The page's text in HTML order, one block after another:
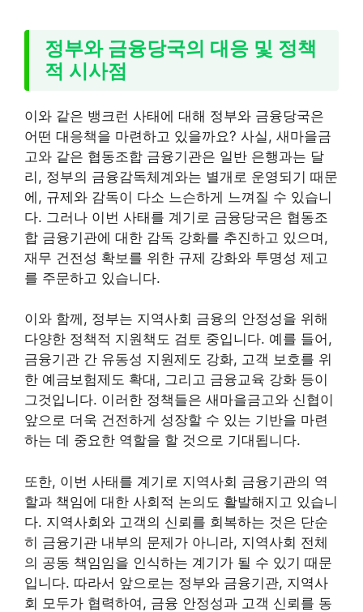
정부와 금융당국의 대응 및 정책
적 시사점
이와 같은 뱅크런 사태에 대해 정부와 금융당국은
어떤 대응책을 마련하고 있을까요? 사실, 새마을금
고와 같은 협동조합 금융기관은 일반 은행과는 달
리, 정부의 금융감독체계와는 별개로 운영되기 때문
에, 규제와 감독이 다소 느슨하게 느껴질 수 있습니
다. 그러나 이번 사태를 계기로 금융당국은 협동조
합 금융기관에 대한 감독 강화를 추진하고 있으며,
재무 건전성 확보를 위한 규제 강화와 투명성 제고
를 주문하고 있습니다.
이와 함께, 정부는 지역사회 금융의 안정성을 위해
다양한 정책적 지원책도 검토 중입니다. 예를 들어,
금융기관 간 유동성 지원제도 강화, 고객 보호를 위
한 예금보험제도 확대, 그리고 금융교육 강화 등이
그것입니다. 이러한 정책들은 새마을금고와 신협이
앞으로 더욱 건전하게 성장할 수 있는 기반을 마련
하는 데 중요한 역할을 할 것으로 기대됩니다.
또한, 이번 사태를 계기로 지역사회 금융기관의 역
할과 책임에 대한 사회적 논의도 활발해지고 있습니
다. 지역사회와 고객의 신뢰를 회복하는 것은 단순
히 금융기관 내부의 문제가 아니라, 지역사회 전체
의 공동 책임임을 인식하는 계기가 될 수 있기 때문
입니다. 따라서 앞으로는 정부와 금융기관, 지역사
회 모두가 협력하여, 금융 안정성과 고객 신뢰를 동